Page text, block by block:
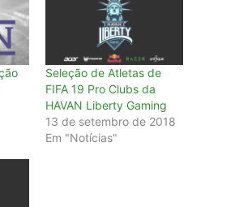
Seleção de Atletas de
FIFA 19 Pro Clubs da
HAVAN Liberty Gaming
13 de setembro de 2018
Em "Notícias"